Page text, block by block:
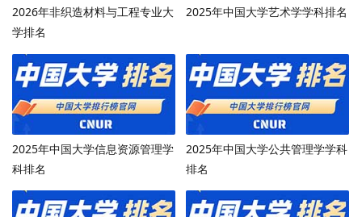
2026年非织造材料与工程专业大
学排名
2025年中国大学艺术学学科排名
2025年中国大学信息资源管理学
科排名
2025年中国大学公共管理学学科
排名